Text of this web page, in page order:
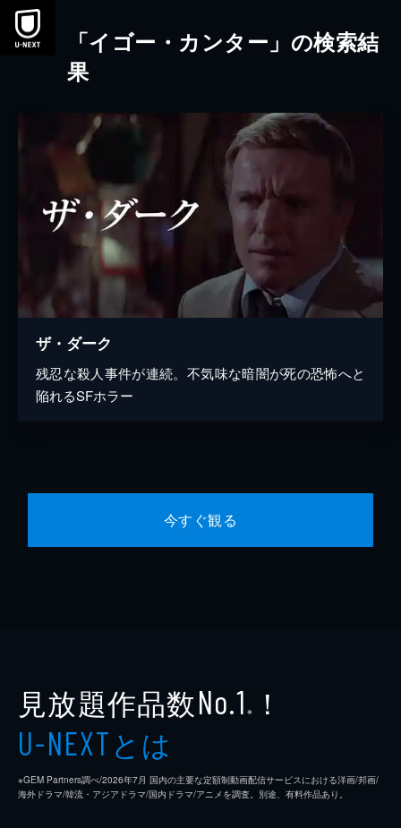
本文へスキップ
「イゴー・カンター」の検索結
果
ザ・ダーク
残忍な殺人事件が連続。不気味な暗闇が死の恐怖へと
陥れるSFホラー
今すぐ観る
見放題作品数No.1 ※ ！
U-NEXTとは
※GEM Partners調べ/2026年7⽉ 国内の主要な定額制動画配信サービスにおける洋画/邦画/
海外ドラマ/韓流・アジアドラマ/国内ドラマ/アニメを調査。別途、有料作品あり。